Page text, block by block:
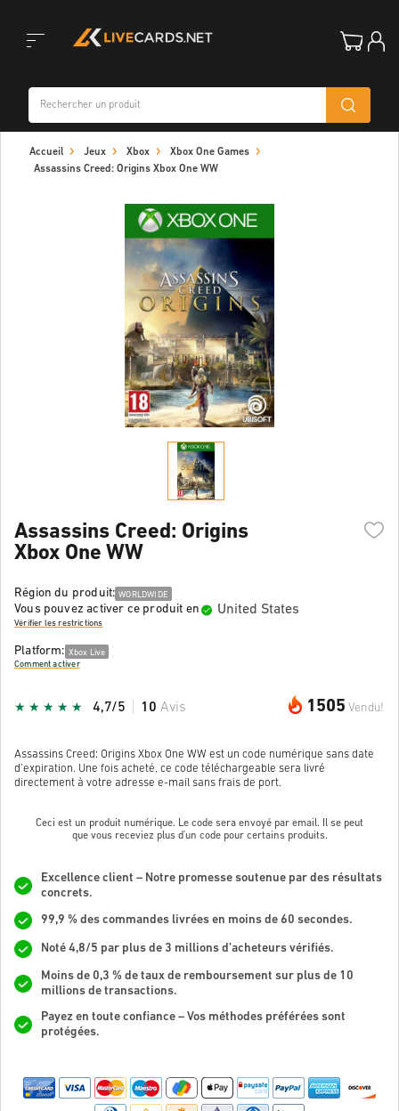
navigation
Accueil Jeux Xbox
Xbox One Games
Assassins Creed: Origins Xbox One WW
Assassins Creed: Origins
Xbox One WW
Région du produit: WORLDWIDE
Vous pouvez activer ce produit en United States
Vérifier les restrictions
Platform: Xbox Live
Comment activer
1505 Vendu!
4,7/5 10 Avis
Assassins Creed: Origins Xbox One WW est un code numérique sans date
d'expiration. Une fois acheté, ce code téléchargeable sera livré
directement à votre adresse e-mail sans frais de port.
Ceci est un produit numérique. Le code sera envoyé par email. Il se peut
que vous receviez plus d'un code pour certains produits.
Excellence client – Notre promesse soutenue par des résultats
concrets.
99,9 % des commandes livrées en moins de 60 secondes.
Noté 4,8/5 par plus de 3 millions d’acheteurs vérifiés.
Moins de 0,3 % de taux de remboursement sur plus de 10
millions de transactions.
Payez en toute confiance – Vos méthodes préférées sont
protégées.